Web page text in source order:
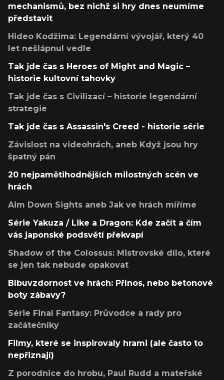
mechanismů, bez nichž si hry dnes neumíme
představit
Hideo Kodžima: Legendární vývojář, který 40
let nešlápnul vedle
Tak jde čas s Heroes of Might and Magic –
historie kultovní tahovky
Tak jde čas s Civilizací – historie legendární
strategie
Tak jde čas s Assassin's Creed - historie série
Závislost na videohrách, aneb Když jsou hry
špatný pán
20 nejpamětihodnějších milostných scén ve
hrách
Aim Down Sights aneb Jak ve hrách míříme
Série Yakuza / Like a Dragon: Kde začít a čím
vás japonské podsvětí překvapí
Shadow of the Colossus: Mistrovské dílo, které
se jen tak nebude opakovat
Blbuvzdornost ve hrách: Přínos, nebo betonové
boty zábavy?
Série Final Fantasy: Průvodce a rady pro
začátečníky
Filmy, které se inspirovaly hrami (ale často to
nepřiznají)
Z porodnice do hrobu, Paul Rudd a mateřské